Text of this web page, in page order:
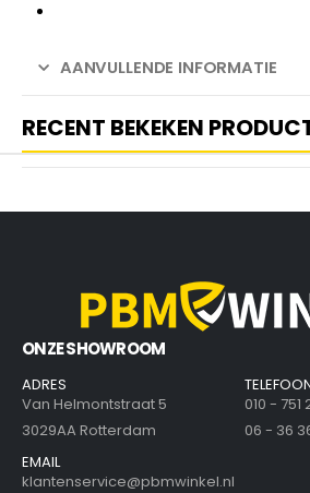
AANVULLENDE INFORMATIE
RECENT BEKEKEN
ONZE SHOWROOM
ADRES
Van Helmontstraat 5
3029AA Rotterdam
010 - 751
06 - 36
EMAIL
klantenservice@pbmwinkel.nl